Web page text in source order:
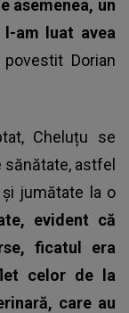
asemenea, un
am luat avea
povestit Dorian
Cheluțu se
sănătate, astfel
jumătate la o
evident că
ficatul era
celor de la
care au